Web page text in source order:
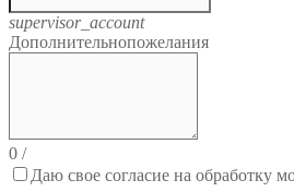
supervisor_account
Дополнительнопожелания
0 /
Даю свое согласие на обработку